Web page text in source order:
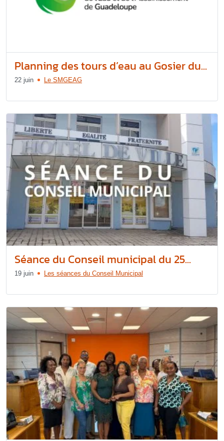
Planning des tours d’eau au Gosier du...
22 juin Le SMGEAG
Séance du Conseil municipal du 25...
19 juin Les séances du Conseil Municipal